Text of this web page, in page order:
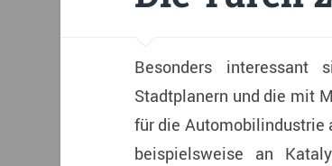
Besonders
Stadtplanern und die mit
für die Automobilindustrie
beispielsweise an